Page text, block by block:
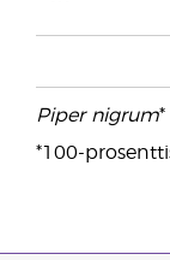
Piper nigrum
*100-